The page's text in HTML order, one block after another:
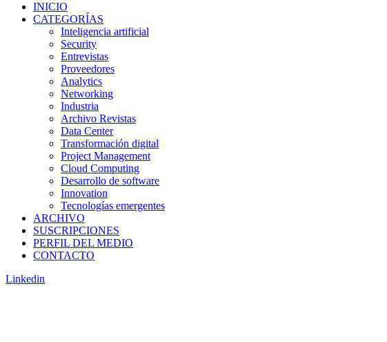
INICIO
CATEGORÍAS
Inteligencia artificial
Security
Entrevistas
Proveedores
Analytics
Networking
Industria
Archivo Revistas
Data Center
Transformación digital
Project Management
Cloud Computing
Desarrollo de software
Innovation
Tecnologías emergentes
ARCHIVO
SUSCRIPCIONES
PERFIL DEL MEDIO
CONTACTO
Linkedin